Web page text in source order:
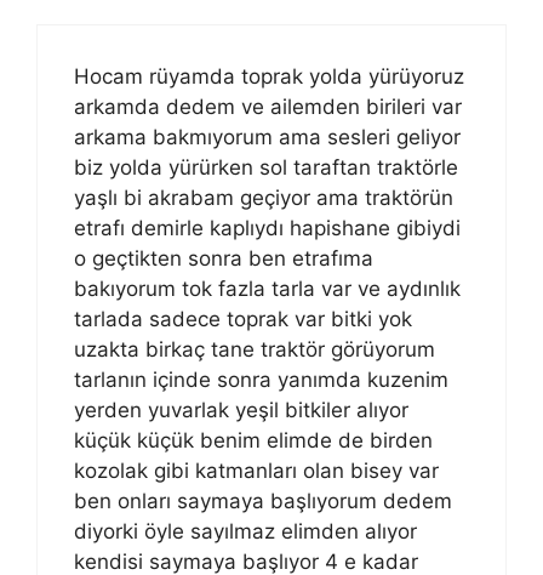
Hocam rüyamda toprak yolda yürüyoruz
arkamda dedem ve ailemden birileri var
arkama bakmıyorum ama sesleri geliyor
biz yolda yürürken sol taraftan traktörle
yaşlı bi akrabam geçiyor ama traktörün
etrafı demirle kaplıydı hapishane gibiydi
o geçtikten sonra ben etrafıma
bakıyorum tok fazla tarla var ve aydınlık
tarlada sadece toprak var bitki yok
uzakta birkaç tane traktör görüyorum
tarlanın içinde sonra yanımda kuzenim
yerden yuvarlak yeşil bitkiler alıyor
küçük küçük benim elimde de birden
kozolak gibi katmanları olan bisey var
ben onları saymaya başlıyorum dedem
diyorki öyle sayılmaz elimden alıyor
kendisi saymaya başlıyor 4 e kadar